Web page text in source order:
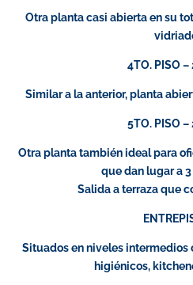
Otra planta casi abierta en su
4TO. PISO –
Similar a la anterior, planta
5TO. PISO –
Otra planta también ideal para
que dan lugar a
Salida a terraza que
Situados en niveles
higiénicos,